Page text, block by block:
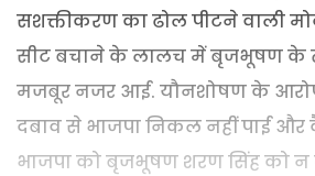
सशक्तीकरण का ढोल पीटने वाली
सीट बचाने के लालच में बृजभूषण के
मजबूर नजर आई. यौनशोषण के
दबाव से भाजपा निकल नहीं पाई
भाजपा को बृजभूषण शरण सिंह को